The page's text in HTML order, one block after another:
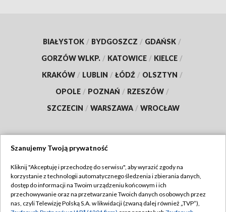
BIAŁYSTOK / BYDGOSZCZ / GDAŃSK /
GORZÓW WLKP. / KATOWICE / KIELCE /
KRAKÓW / LUBLIN / ŁÓDŹ / OLSZTYN /
OPOLE / POZNAŃ / RZESZÓW /
SZCZECIN / WARSZAWA / WROCŁAW
TVP
Abonament TVP
Regulamin TVP
Szanujemy Twoją prywatność
Kliknij "Akceptuję i przechodzę do serwisu", aby wyrazić zgody na
korzystanie z technologii automatycznego śledzenia i zbierania danych,
dostęp do informacji na Twoim urządzeniu końcowym i ich
przechowywanie oraz na przetwarzanie Twoich danych osobowych przez
nas, czyli Telewizję Polską S.A. w likwidacji (zwaną dalej również „TVP”),